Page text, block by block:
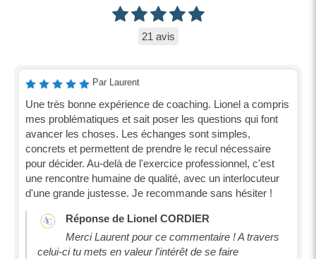
21 avis
Par Laurent
Une très bonne expérience de coaching. Lionel a compris
mes problématiques et sait poser les questions qui font
avancer les choses. Les échanges sont simples,
concrets et permettent de prendre le recul nécessaire
pour décider. Au-delà de l'exercice professionnel, c'est
une rencontre humaine de qualité, avec un interlocuteur
d'une grande justesse. Je recommande sans hésiter !
Réponse de Lionel CORDIER
Merci Laurent pour ce commentaire ! A travers
celui-ci tu mets en valeur l'intérêt de se faire